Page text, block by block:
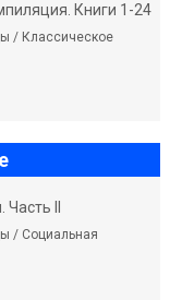
Книги 1-24
/ Классическое
II
/ Социальная